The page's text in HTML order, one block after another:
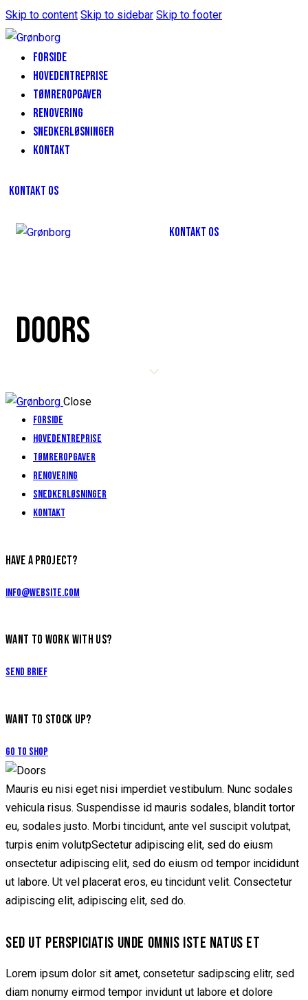
Skip to content Skip to sidebar Skip to footer
FORSIDE
HOVEDENTREPRISE
TØMREROPGAVER
RENOVERING
SNEDKERLØSNINGER
KONTAKT
KONTAKT OS
KONTAKT OS
DOORS
Close
Forside
Hovedentreprise
Tømreropgaver
Renovering
Snedkerløsninger
Kontakt
HAVE A PROJECT?
info@website.com
WANT TO WORK WITH US?
Send Brief
WANT TO STOCK UP?
Go to Shop
Mauris eu nisi eget nisi imperdiet vestibulum. Nunc sodales
vehicula risus. Suspendisse id mauris sodales, blandit tortor
eu, sodales justo. Morbi tincidunt, ante vel suscipit volutpat,
turpis enim volutpSectetur adipiscing elit, sed do eiusm
onsectetur adipiscing elit, sed do eiusm od tempor incididunt
ut labore. Ut vel placerat eros, eu tincidunt velit. Consectetur
adipiscing elit, adipiscing elit, sed do.
SED UT PERSPICIATIS UNDE OMNIS ISTE NATUS ET
Lorem ipsum dolor sit amet, consetetur sadipscing elitr, sed
diam nonumy eirmod tempor invidunt ut labore et dolore